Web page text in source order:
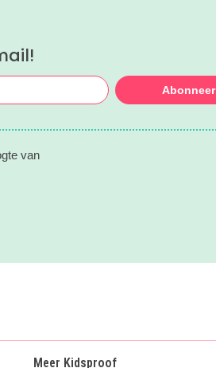
Abonneer
van
Meer Kidsproof